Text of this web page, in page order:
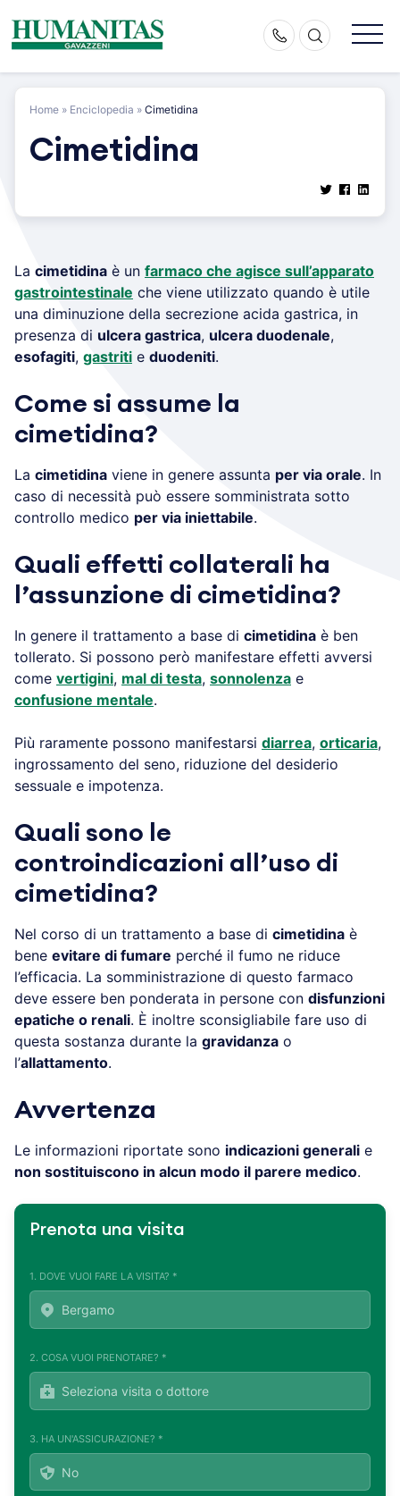
content
Home » Enciclopedia » Cimetidina
Cimetidina
La cimetidina è un farmaco che agisce sull’apparato
gastrointestinale che viene utilizzato quando è utile
una diminuzione della secrezione acida gastrica, in
presenza di ulcera gastrica, ulcera duodenale,
esofagiti, gastriti e duodeniti.
Come si assume la
cimetidina?
La cimetidina viene in genere assunta per via orale. In
caso di necessità può essere somministrata sotto
controllo medico per via iniettabile.
Quali effetti collaterali ha
l’assunzione di cimetidina?
In genere il trattamento a base di cimetidina è ben
tollerato. Si possono però manifestare effetti avversi
come vertigini, mal di testa, sonnolenza e
confusione mentale.
Più raramente possono manifestarsi diarrea, orticaria,
ingrossamento del seno, riduzione del desiderio
sessuale e impotenza.
Quali sono le
controindicazioni all’uso di
cimetidina?
Nel corso di un trattamento a base di cimetidina è
bene evitare di fumare perché il fumo ne riduce
l’efficacia. La somministrazione di questo farmaco
deve essere ben ponderata in persone con disfunzioni
epatiche o renali. È inoltre sconsigliabile fare uso di
questa sostanza durante la gravidanza o
l’allattamento.
Avvertenza
Le informazioni riportate sono indicazioni generali e
non sostituiscono in alcun modo il parere medico.
Prenota una visita
1. DOVE VUOI FARE LA VISITA? *
2. COSA VUOI PRENOTARE? *
3. HA UN'ASSICURAZIONE? *